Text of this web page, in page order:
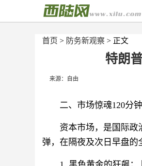
首页 > 防务新观察 > 正文
特朗
来源：自由
二、市场惊魂120分
资本市场，是国际政
弹，在隔夜及次日早盘的